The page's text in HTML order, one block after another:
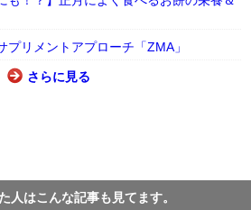
プリメントアプローチ「ZMA」
さらに見る
人はこんな記事も見てます。